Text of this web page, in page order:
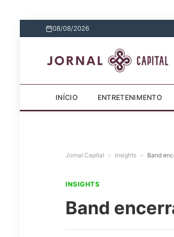
08/08/2026
INÍCIO ENTRETENIMENTO
Jornal Capital » Insights » Band
INSIGHTS
Band